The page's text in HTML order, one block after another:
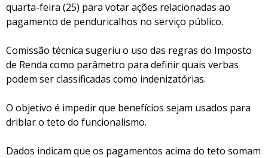
quarta-feira (25) para votar ações relacionadas ao
pagamento de penduricalhos no serviço público.
Comissão técnica sugeriu o uso das regras do Imposto
de Renda como parâmetro para definir quais verbas
podem ser classificadas como indenizatórias.
O objetivo é impedir que benefícios sejam usados para
driblar o teto do funcionalismo.
Dados indicam que os pagamentos acima do teto somam